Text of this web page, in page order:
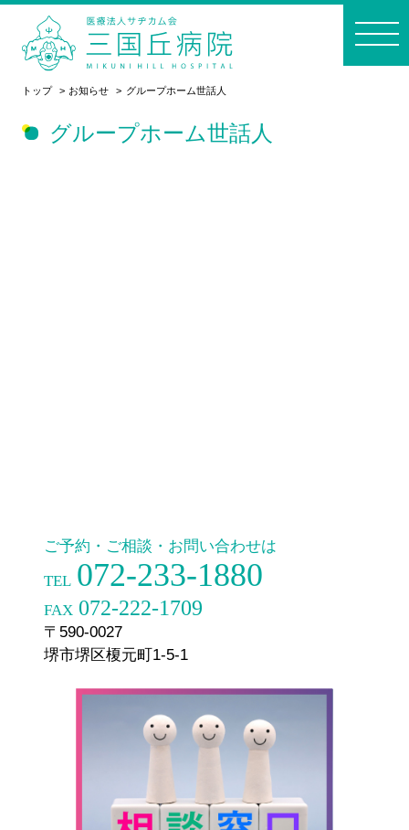
トップ お知らせ グループホーム世話人
グループホーム世話人
ご予約・ご相談・お問い合わせは
TEL 072-233-1880
FAX 072-222-1709
〒590-0027
堺市堺区榎元町1-5-1